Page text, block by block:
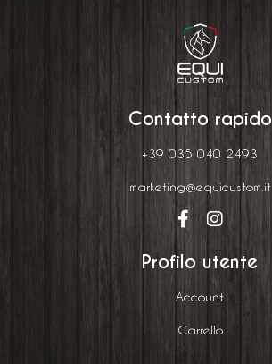
Contatto rapido
+39 035 040 2493
marketing@equicustom.it
Profilo utente
Account
Carrello